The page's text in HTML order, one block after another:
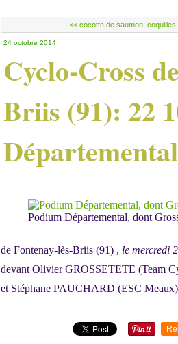
<< cocotte de saumon, coquilles...
24 octobre 2014
Cyclo-Cross
Briis (91): 22
Départemental
Podium Départemental, dont
de Fontenay-lès-Briis (91) , le mercredi
devant Olivier GROSSETETE (Team
et Stéphane PAUCHARD (ESC Meaux)